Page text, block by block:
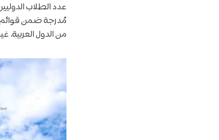
عدد الطلاب
مُدرجة ضمن
من الدول العربية،